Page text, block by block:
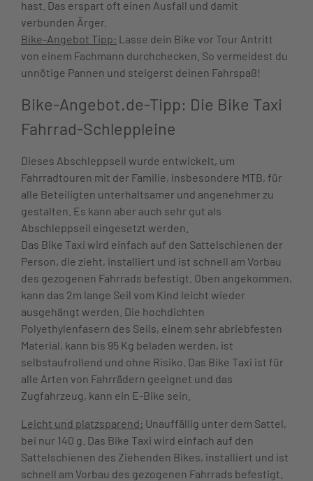
hast. Das erspart oft einen Ausfall und damit
verbunden Ärger.
Bike-Angebot Tipp: Lasse dein Bike vor Tour Antritt
von einem Fachmann durchchecken. So vermeidest du
unnötige Pannen und steigerst deinen Fahrspaß!
Bike-Angebot.de-Tipp: Die Bike Taxi
Fahrrad-Schleppleine
Dieses Abschleppseil wurde entwickelt, um
Fahrradtouren mit der Familie, insbesondere MTB, für
alle Beteiligten unterhaltsamer und angenehmer zu
gestalten. Es kann aber auch sehr gut als
Abschleppseil eingesetzt werden.
Das Bike Taxi wird einfach auf den Sattelschienen der
Person, die zieht, installiert und ist schnell am Vorbau
des gezogenen Fahrrads befestigt. Oben angekommen,
kann das 2m lange Seil vom Kind leicht wieder
ausgehängt werden. Die hochdichten
Polyethylenfasern des Seils, einem sehr abriebfesten
Material, kann bis 95 Kg beladen werden, ist
selbstaufrollend und ohne Risiko. Das Bike Taxi ist für
alle Arten von Fahrrädern geeignet und das
Zugfahrzeug, kann ein E-Bike sein.
Leicht und platzsparend: Unauffällig unter dem Sattel,
bei nur 140 g. Das Bike Taxi wird einfach auf den
Sattelschienen des Ziehenden Bikes, installiert und ist
schnell am Vorbau des gezogenen Fahrrads befestigt.